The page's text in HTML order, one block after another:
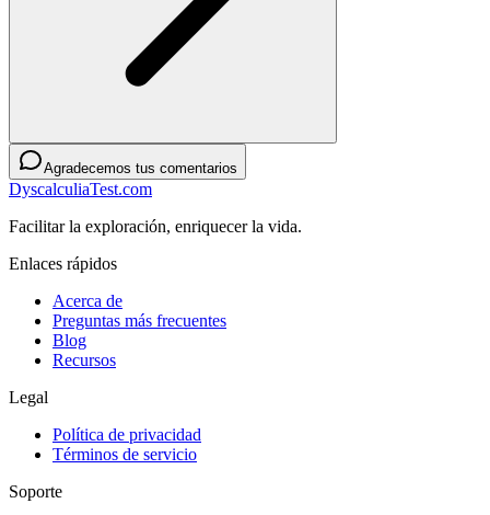
Agradecemos tus comentarios
DyscalculiaTest.com
Facilitar la exploración, enriquecer la vida.
Enlaces rápidos
Acerca de
Preguntas más frecuentes
Blog
Recursos
Legal
Política de privacidad
Términos de servicio
Soporte